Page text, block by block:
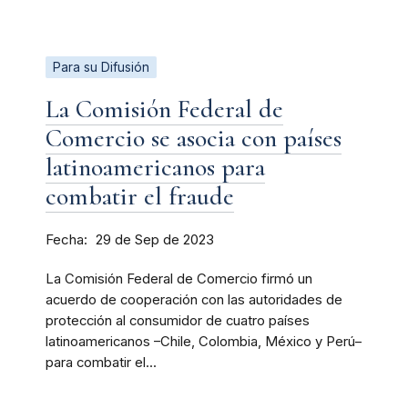
Para su Difusión
La Comisión Federal de
Comercio se asocia con países
latinoamericanos para
combatir el fraude
Fecha 29 de Sep de 2023
La Comisión Federal de Comercio firmó un
acuerdo de cooperación con las autoridades de
protección al consumidor de cuatro países
latinoamericanos –Chile, Colombia, México y Perú–
para combatir el...